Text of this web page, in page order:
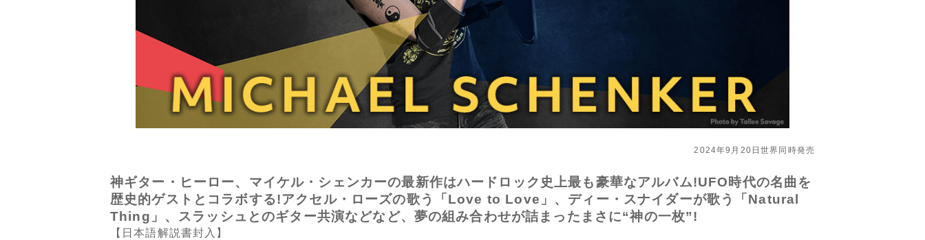
2024年9月20日世界同時発売
神ギター・ヒーロー、マイケル・シェンカーの最新作はハードロック史上最も豪華なアルバム!UFO時代の名曲を
歴史的ゲストとコラボする!アクセル・ローズの歌う「Love to Love」、ディー・スナイダーが歌う「Natural
Thing」、スラッシュとのギター共演などなど、夢の組み合わせが詰まったまさに“神の一枚”!
【日本語解説書封入】